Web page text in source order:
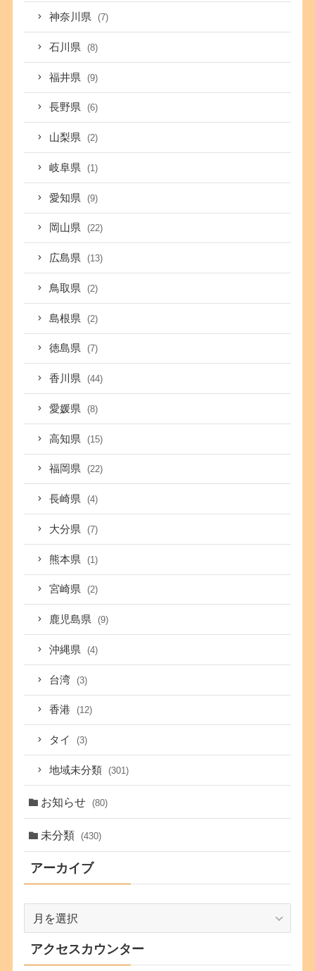
神奈川県 (7)
石川県 (8)
福井県 (9)
長野県 (6)
山梨県 (2)
岐阜県 (1)
愛知県 (9)
岡山県 (22)
広島県 (13)
鳥取県 (2)
島根県 (2)
徳島県 (7)
香川県 (44)
愛媛県 (8)
高知県 (15)
福岡県 (22)
長崎県 (4)
大分県 (7)
熊本県 (1)
宮崎県 (2)
鹿児島県 (9)
沖縄県 (4)
台湾 (3)
香港 (12)
タイ (3)
地域未分類 (301)
お知らせ (80)
未分類 (430)
アーカイブ
カ
イ
アクセスカウンター